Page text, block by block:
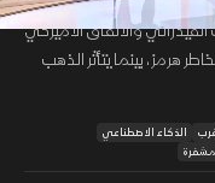
والاتفاق الأميركي
هرمز، بينما يتأثر الذهب
الذكاء الاصطناعي